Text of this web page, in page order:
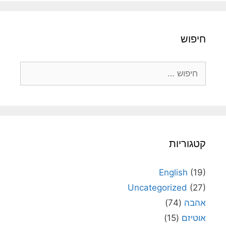
חיפוש
קטגוריות
English (19)
Uncategorized (27)
אהבה (74)
אוטיזם (15)